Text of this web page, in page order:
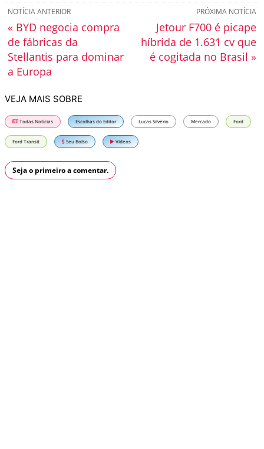
PRÓXIMA NOTÍCIA
Jetour F700 é picape
híbrida de 1.631 cv que
é cogitada no Brasil »
NOTÍCIA ANTERIOR
« BYD negocia compra
de fábricas da
Stellantis para dominar
a Europa
VEJA MAIS SOBRE
Todas Notícias Escolhas do Editor Lucas Silvério Mercado Ford
Ford Transit Seu Bolso Vídeos
Seja o primeiro a comentar.